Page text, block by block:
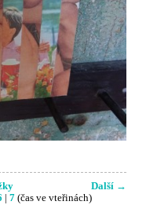
Další →
7(čas ve vteřinách)